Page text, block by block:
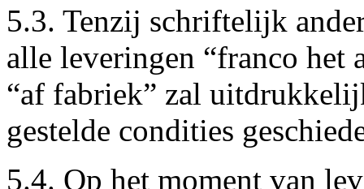
5.3. Tenzij schriftelijk
alle leveringen “franco het
“af fabriek” zal
gestelde condities
5.4. Op het moment van